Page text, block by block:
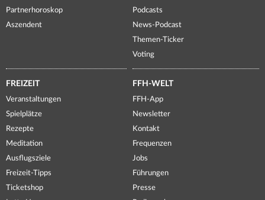
Partnerhoroskop
Aszendent
Podcasts
News-Podcast
Themen-Ticker
Voting
FREIZEIT
Veranstaltungen
Spielplätze
Rezepte
Meditation
Ausflugsziele
Freizeit-Tipps
Ticketshop
FFH-WELT
FFH-App
Newsletter
Kontakt
Frequenzen
Jobs
Führungen
Presse